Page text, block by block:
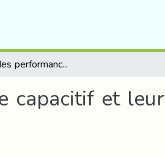
Perfection des performances de l’accéléromètre capacitif et leur application dans l’internet des objets (IoT)
capacitif et leur